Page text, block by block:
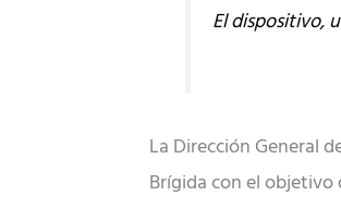
El dispositivo,
La Dirección General
Brígida con el